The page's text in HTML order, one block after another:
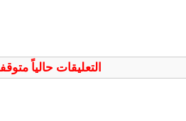
التعليقات حالياً